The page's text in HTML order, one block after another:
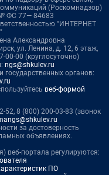
(Роскомнадзор)
ФС 77— 84683
"ИНТЕРНЕТ
Александровна
ул. Ленина, д. 12, 6 этаж,
00-00 (круглосуточно)
ngs@shkulev.ru
органов:
веб-формой
52, 8 (800) 200-03-83 (звонок
за достоверность
объявлениях.
веб-портала регулируются:
ПО